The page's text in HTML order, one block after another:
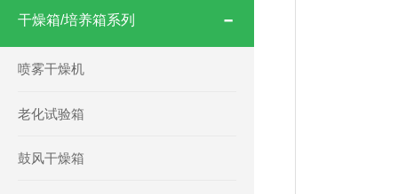
干燥箱/培养箱系列
喷雾干燥机
老化试验箱
鼓风干燥箱